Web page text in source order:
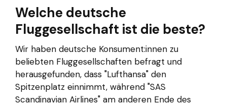
Welche deutsche
Fluggesellschaft ist die beste?
Wir haben deutsche Konsument:innen zu
beliebten Fluggesellschaften befragt und
herausgefunden, dass "Lufthansa" den
Spitzenplatz einnimmt, während "SAS
Scandinavian Airlines" am anderen Ende des